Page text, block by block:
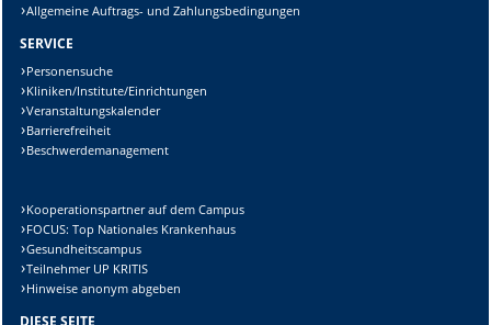
Allgemeine Auftrags- und Zahlungsbedingungen
SERVICE
Personensuche
Kliniken/Institute/Einrichtungen
Veranstaltungskalender
Barrierefreiheit
Beschwerdemanagement
Kooperationspartner auf dem Campus
FOCUS: Top Nationales Krankenhaus
Gesundheitscampus
Teilnehmer UP KRITIS
Hinweise anonym abgeben